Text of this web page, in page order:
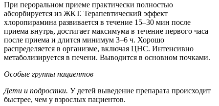
При пероральном приеме практически полностью
абсорбируется из ЖКТ. Терапевтический эффект
хлоропирамина развивается в течение 15–30 мин после
приема внутрь, достигает максимума в течение первого часа
после приема и длится минимум 3–6 ч. Хорошо
распределяется в организме, включая ЦНС. Интенсивно
метаболизируется в печени. Выводится в основном почками.
Особые группы пациентов
Дети и подростки. У детей выведение препарата происходит
быстрее, чем у взрослых пациентов.